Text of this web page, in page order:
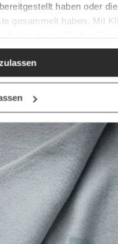
haben oder
gesammelt haben. Mit
in unserem Shop
(Ebbinghoff 10, 48624
Daten Ihnen nicht
Zwecken (z.B.